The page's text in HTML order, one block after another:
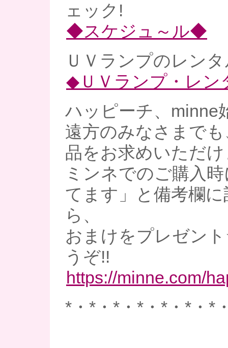
ェック!
◆スケジュ～ル◆
ＵＶランプのレン
◆ＵＶランプ・レ
ハッピーチ、minne
遠方のみなさまで
品をお求めいただ
ミンネでのご購入
てます」と備考欄
ら、
おまけをプレゼン
うぞ!!
https://minne.com/
*・*・*・*・*・*・*